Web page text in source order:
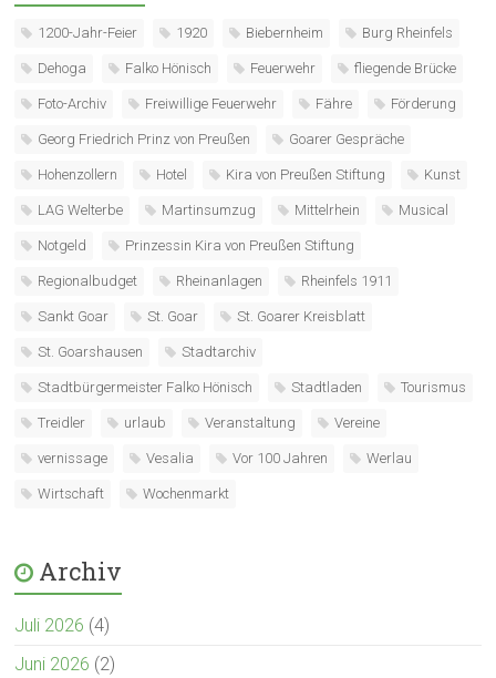
1200-Jahr-Feier 1920 Biebernheim Burg Rheinfels
Dehoga Falko Hönisch Feuerwehr fliegende Brücke
Foto-Archiv Freiwillige Feuerwehr Fähre Förderung
Georg Friedrich Prinz von Preußen Goarer Gespräche
Hohenzollern Hotel Kira von Preußen Stiftung Kunst
LAG Welterbe Martinsumzug Mittelrhein Musical
Notgeld Prinzessin Kira von Preußen Stiftung
Regionalbudget Rheinanlagen Rheinfels 1911
Sankt Goar St. Goar St. Goarer Kreisblatt
St. Goarshausen Stadtarchiv
Stadtbürgermeister Falko Hönisch Stadtladen Tourismus
Treidler urlaub Veranstaltung Vereine
vernissage Vesalia Vor 100 Jahren Werlau
Wirtschaft Wochenmarkt
Archiv
Juli 2026 (4)
Juni 2026 (2)